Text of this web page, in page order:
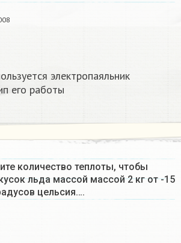
электропаяльник
его работы​
количество теплоты, чтобы
льда массой массой 2 кг от -15
цельсия….